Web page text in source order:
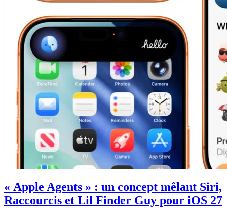
« Apple Agents » : un concept mêlant Siri,
Raccourcis et Lil Finder Guy pour iOS 27